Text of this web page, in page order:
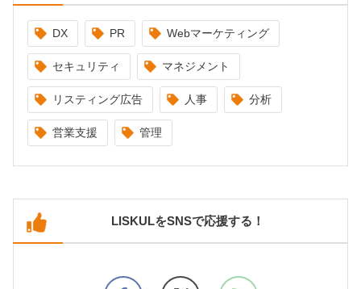
DX PR Webマーケティング
セキュリティ マネジメント
リスティング広告 人事 分析
営業支援 管理
LISKULをSNSで応援する！